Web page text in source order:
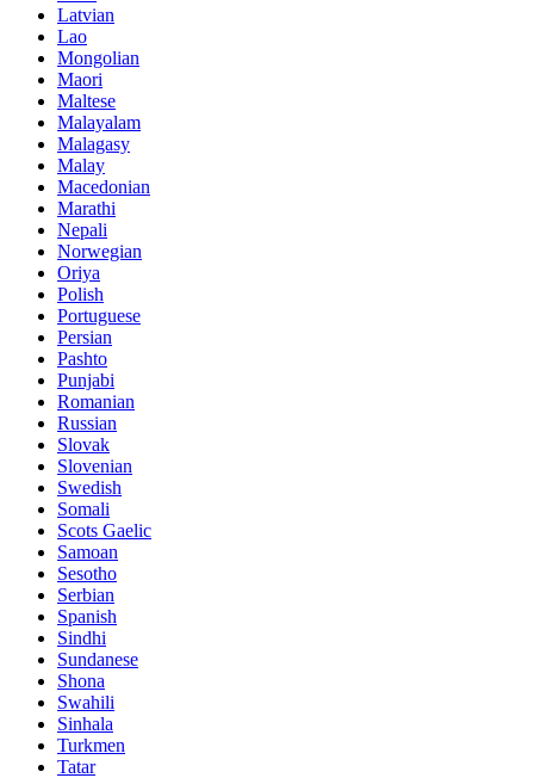
Latvian
Lao
Mongolian
Maori
Maltese
Malayalam
Malagasy
Malay
Macedonian
Marathi
Nepali
Norwegian
Oriya
Polish
Portuguese
Persian
Pashto
Punjabi
Romanian
Russian
Slovak
Slovenian
Swedish
Somali
Scots Gaelic
Samoan
Sesotho
Serbian
Spanish
Sindhi
Sundanese
Shona
Swahili
Sinhala
Turkmen
Tatar